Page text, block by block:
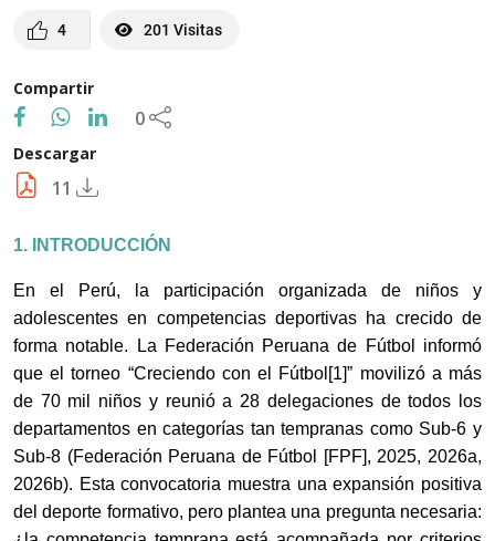
4 201 Visitas
Compartir
0
Descargar
11
1. INTRODUCCIÓN
En el Perú, la participación organizada de niños y
adolescentes en competencias deportivas ha crecido de
forma notable. La Federación Peruana de Fútbol informó
que el torneo “Creciendo con el Fútbol [1]” movilizó a más
de 70 mil niños y reunió a 28 delegaciones de todos los
departamentos en categorías tan tempranas como Sub-6 y
Sub-8 (Federación Peruana de Fútbol [FPF], 2025, 2026a,
2026b). Esta convocatoria muestra una expansión positiva
del deporte formativo, pero plantea una pregunta necesaria: